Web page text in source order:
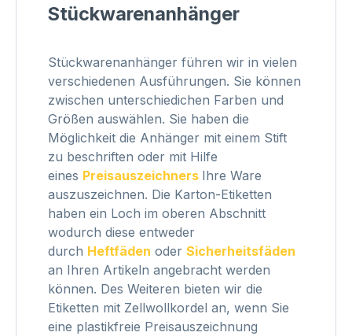
Stückwarenanhänger
Stückwarenanhänger führen wir in vielen
verschiedenen Ausführungen. Sie können
zwischen unterschiedichen Farben und
Größen auswählen. Sie haben die
Möglichkeit die Anhänger mit einem Stift
zu beschriften oder mit Hilfe
eines Preisauszeichners Ihre Ware
auszuszeichnen. Die Karton-Etiketten
haben ein Loch im oberen Abschnitt
wodurch diese entweder
durch Heftfäden oder Sicherheitsfäden
an Ihren Artikeln angebracht werden
können. Des Weiteren bieten wir die
Etiketten mit Zellwollkordel an, wenn Sie
eine plastikfreie Preisauszeichnung